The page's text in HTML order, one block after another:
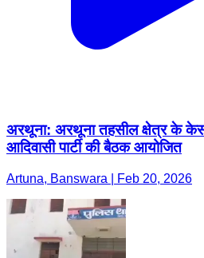
अरथूना: अरथूना तहसील क्षेत्र के
आदिवासी पार्टी की बैठक आयोजित
Artuna, Banswara | Feb 20, 2026